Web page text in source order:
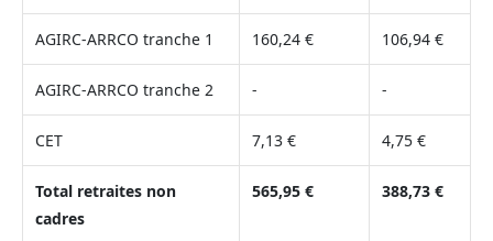
AGIRC-ARRCO tranche 1 160,24 € 106,94 €
AGIRC-ARRCO tranche 2 - -
CET 7,13 € 4,75 €
Total retraites non
cadres
565,95 € 388,73 €